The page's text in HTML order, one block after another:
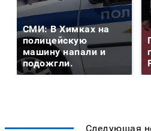
СМИ: В Химках на
полицейскую
машину напали и
подожгли.
Следующая